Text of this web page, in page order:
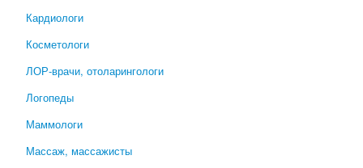
Кардиологи
Косметологи
ЛОР-врачи, отоларингологи
Логопеды
Маммологи
Массаж, массажисты